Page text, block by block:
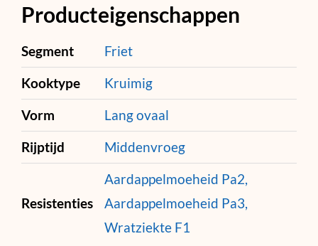
Producteigenschappen
Segment
Friet
Kooktype
Kruimig
Vorm
Lang ovaal
Rijptijd
Middenvroeg
Resistenties
Aardappelmoeheid Pa2,
Aardappelmoeheid Pa3,
Wratziekte F1